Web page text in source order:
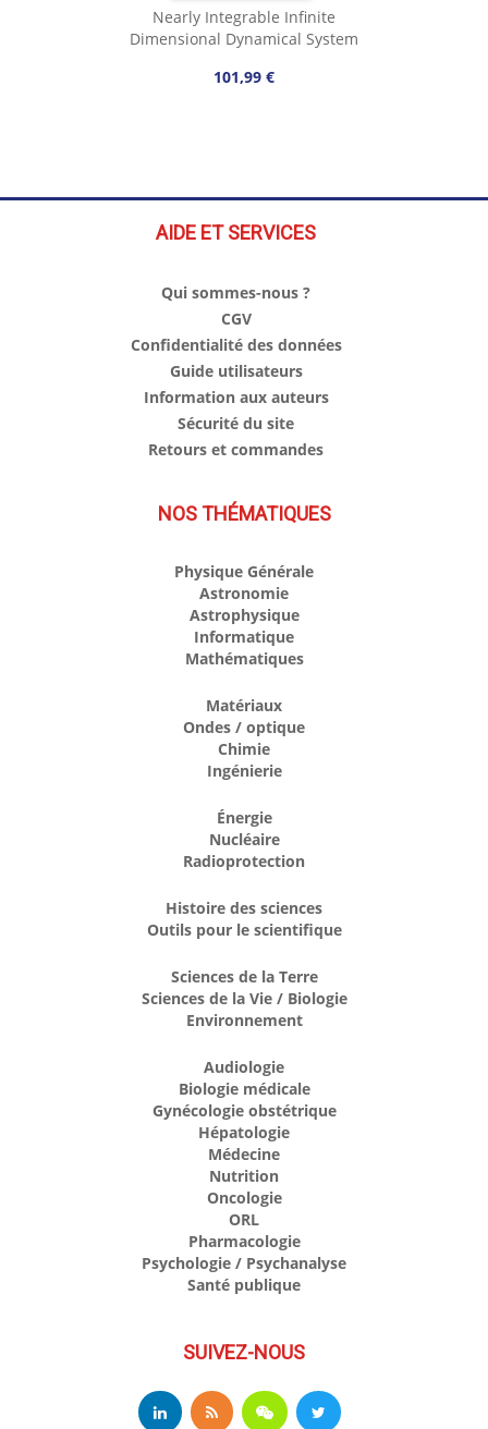
Nearly Integrable Infinite
Dimensional Dynamical System
101,99 €
AIDE ET SERVICES
Qui sommes-nous ?
CGV
Confidentialité des données
Guide utilisateurs
Information aux auteurs
Sécurité du site
Retours et commandes
NOS THÉMATIQUES
Physique Générale
Astronomie
Astrophysique
Informatique
Mathématiques
Matériaux
Ondes / optique
Chimie
Ingénierie
Énergie
Nucléaire
Radioprotection
Histoire des sciences
Outils pour le scientifique
Sciences de la Terre
Sciences de la Vie / Biologie
Environnement
Audiologie
Biologie médicale
Gynécologie obstétrique
Hépatologie
Médecine
Nutrition
Oncologie
ORL
Pharmacologie
Psychologie / Psychanalyse
Santé publique
SUIVEZ-NOUS